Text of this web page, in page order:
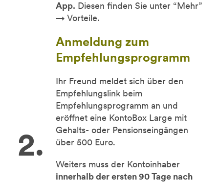
App. Diesen finden Sie unter “Mehr”
→ Vorteile.
Anmeldung zum
Empfehlungsprogramm
Ihr Freund meldet sich über den
Empfehlungslink beim
Empfehlungsprogramm an und
eröffnet eine KontoBox Large mit
Gehalts- oder Pensionseingängen
über 500 Euro.
Weiters muss der Kontoinhaber
innerhalb der ersten 90 Tage nach